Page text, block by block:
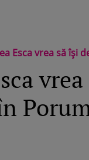
Esca vrea să își